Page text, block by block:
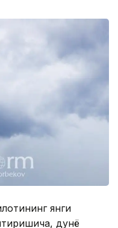
янги
дунё